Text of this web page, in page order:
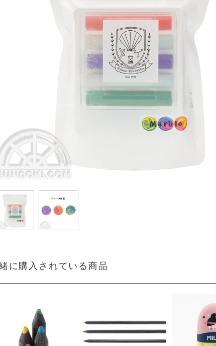
に購入されている商品